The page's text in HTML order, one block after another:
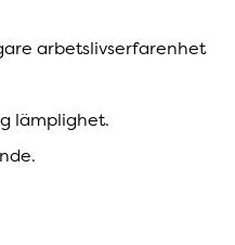
arbetslivserfarenhet
lämplighet.